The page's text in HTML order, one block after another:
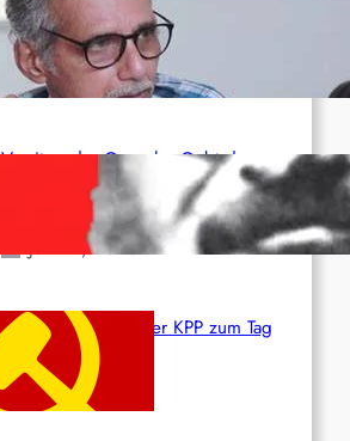
Indien: „Die Politik der
Kapitulation“ von K. Murali (Ajith)
Juli 1, 2026
Vorsitzender Gonzalo: Gebt das
Leben für die Partei und die
Juni 19, 2026
Beschluss des ZK der KPP zum Tag
des Heldentums
Juni 19, 2026